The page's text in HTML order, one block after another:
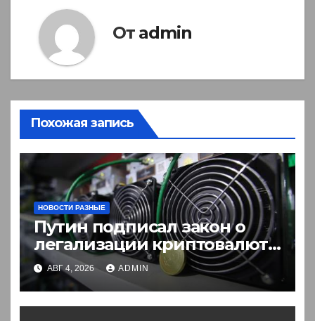
От admin
Похожая запись
НОВОСТИ РАЗНЫЕ
Путин подписал закон о
легализации криптовалют
в России. Что нужно знать
АВГ 4, 2026 ADMIN